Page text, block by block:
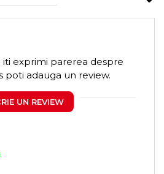
iti exprimi parerea despre
poti adauga un review.
UN REVIEW